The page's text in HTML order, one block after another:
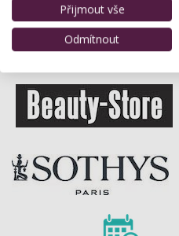
Přijmout vše
Odmítnout